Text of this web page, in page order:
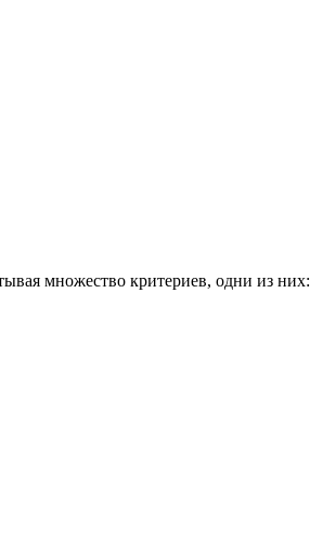
множество критериев, одни из них: